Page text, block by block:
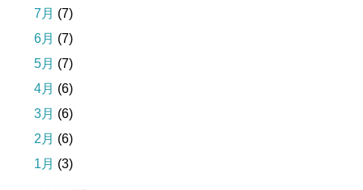
7月 (7)
6月 (7)
5月 (7)
4月 (6)
3月 (6)
2月 (6)
1月 (3)